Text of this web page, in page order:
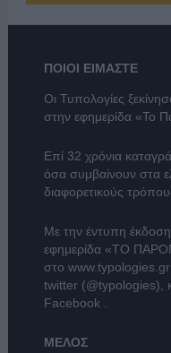
ΠΟΙΟΙ ΕΙΜΑΣΤΕ
Οι Τυπολογίες
στην εφημερίδα «Το
Επί 32 χρόνια
όσα συμβαίνουν στα
διαφορετικούς
Με την έντυπη
εφημερίδα «ΤΟ
στο www.typologies.gr
twitter (@typologies),
Facebook .
ΜΕΛΟΣ